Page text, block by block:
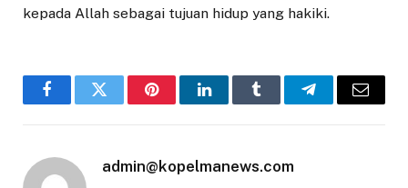
kepada Allah sebagai tujuan hidup yang hakiki.
FacebookTwitter PinterestLinkedInTumblr TelegramEmail
admin@kopelmanews.com